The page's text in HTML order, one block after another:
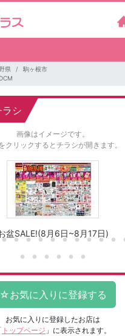
県
駒ヶ根市
DCM
シ
画像はイメージです。
クリックするとチラシが開きます。
盆SALE!(8月6日~8月17日)
お気に入りに登録したお店は
トップページ 」に表示されます。